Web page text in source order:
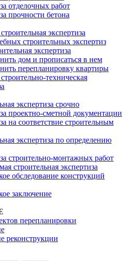
отделочных работ
прочности бетона
экспертиза
строительных экспертиз
экспертиза
дом и прописаться в нем
перепланировку квартиры
техническая
экспертиза срочно
проектно-сметной документации
на соответствие строительным
экспертиза по определению
строительно-монтажных работ
строительная экспертиза
обследование конструкций
заключение
перепланировки
реконструкции